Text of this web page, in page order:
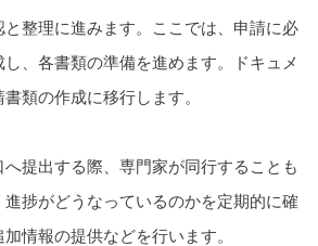
整理に進みます。ここでは、申請に必
、各書類の準備を進めます。ドキュメ
類の作成に移行します。
提出する際、専門家が同行することも
捗がどうなっているのかを定期的に確
情報の提供などを行います。